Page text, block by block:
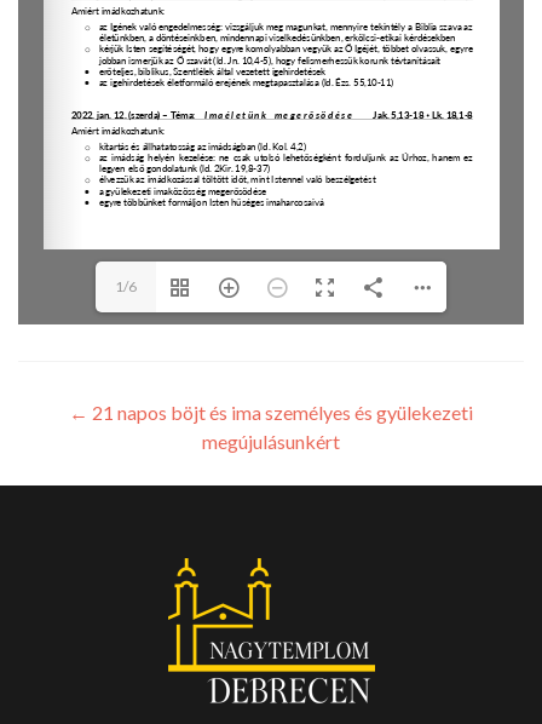
1/6
← 21 napos böjt és ima személyes és gyülekezeti
megújulásunkért